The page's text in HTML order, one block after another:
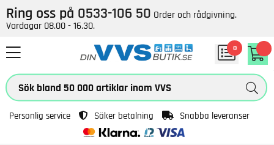
Ring oss på 0533-106 50 Order och rådgivning.
Vardagar 08.00 - 16.30.
0
Personlig service Säker betalning Snabba leveranser